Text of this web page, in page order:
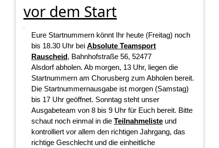
vor dem Start
Eure Startnummern könnt Ihr heute (Freitag) noch
bis 18.30 Uhr bei Absolute Teamsport
Rauscheid, Bahnhofstraße 56, 52477
Alsdorf abholen. Ab morgen, 13 Uhr, liegen die
Startnummern am Chorusberg zum Abholen bereit.
Die Startnummernausgabe ist morgen (Samstag)
bis 17 Uhr geöffnet. Sonntag steht unser
Ausgabeteam von 8 bis 9 Uhr für Euch bereit. Bitte
schaut noch einmal in die Teilnahmeliste und
kontrolliert vor allem den richtigen Jahrgang, das
richtige Geschlecht und die einheitliche